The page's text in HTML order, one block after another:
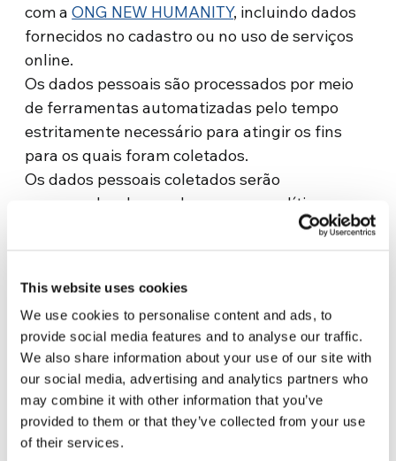
This website uses cookies
We use cookies to personalise content and ads, to
provide social media features and to analyse our traffic.
We also share information about your use of our site with
our social media, advertising and analytics partners who
may combine it with other information that you’ve
provided to them or that they’ve collected from your use
of their services.
com aONG NEW HUMANITY, incluindo dados
fornecidos no cadastro ou no uso de serviços
online.
Os dados pessoais são processados por meio
de ferramentas automatizadas pelo tempo
estritamente necessário para atingir os fins
para os quais foram coletados.
Os dados pessoais coletados serão
processados de acordo com essa política,
com o modelo organizacional previsto no
Decreto Legislativo 231/2001 e no Artigo 13 do
Decreto Legislativo n. 196/2003. O
processamento ocorre nos seguintes locais:
Roma – Sede central da ONG NEW
HUMANITY